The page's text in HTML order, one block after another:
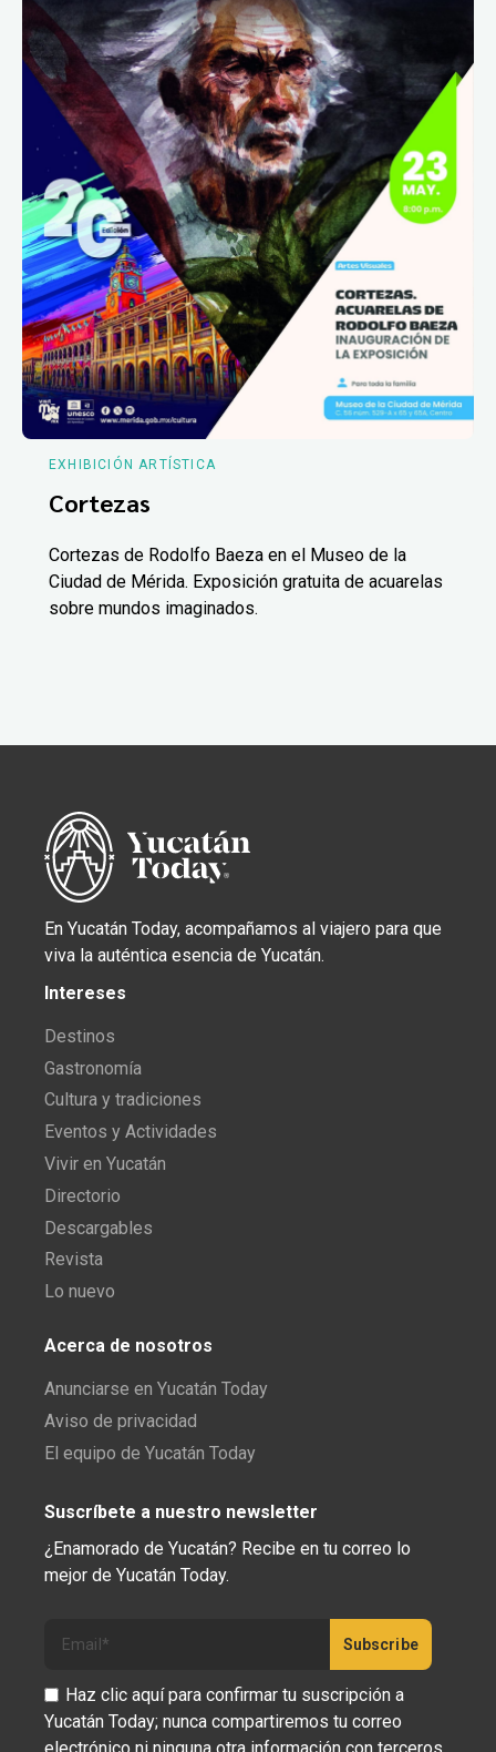
EXHIBICIÓN ARTÍSTICA
Cortezas
Cortezas de Rodolfo Baeza en el Museo de la
Ciudad de Mérida. Exposición gratuita de acuarelas
sobre mundos imaginados.
En Yucatán Today, acompañamos al viajero para que
viva la auténtica esencia de Yucatán.
Intereses
Destinos
Gastronomía
Cultura y tradiciones
Eventos y Actividades
Vivir en Yucatán
Directorio
Descargables
Revista
Lo nuevo
Acerca de nosotros
Anunciarse en Yucatán Today
Aviso de privacidad
El equipo de Yucatán Today
Suscríbete a nuestro newsletter
¿Enamorado de Yucatán? Recibe en tu correo lo
mejor de Yucatán Today.
Haz clic aquí para confirmar tu suscripción a
Yucatán Today; nunca compartiremos tu correo